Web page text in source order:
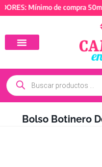
Mínimo de compra
Bolso Botinero